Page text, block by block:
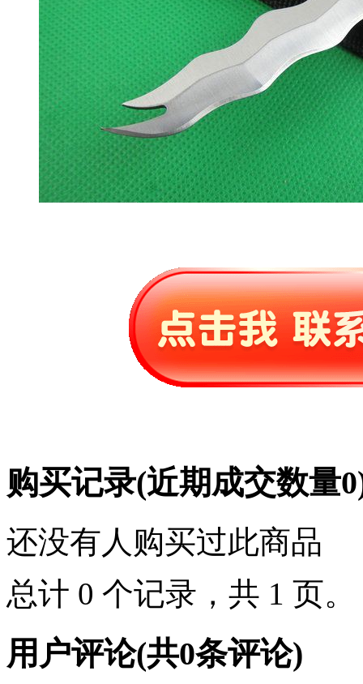
购买记录(近期成交数量0
还没有人购买过此商品
总计 0 个记录，共 1 页。
用户评论(共0条评论)